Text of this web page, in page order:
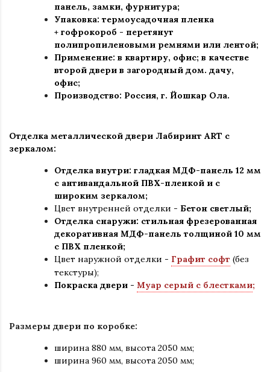
панель, замки, фурнитура;
Упаковка: термоусадочная пленка
+ гофрокороб - перетянут
полипропиленовыми ремнями или лентой;
Применение: в квартиру, офис; в качестве
второй двери в загородный дом. дачу,
офис;
Производство: Россия, г. Йошкар Ола.
Отделка металлической двери Лабиринт ART с
зеркалом:
Отделка внутри: гладкая МДФ-панель 12 мм
с антивандальной ПВХ-пленкой и с
широким зеркалом;
Цвет внутренней отделки - Бетон светлый;
Отделка снаружи: стильная фрезерованная
декоративная МДФ-панель толщиной 10 мм
с ПВХ пленкой;
Цвет наружной отделки - Графит софт (без
текстуры);
Покраска двери - Муар серый с блестками;
Размеры двери по коробке:
ширина 880 мм, высота 2050 мм;
ширина 960 мм, высота 2050 мм;